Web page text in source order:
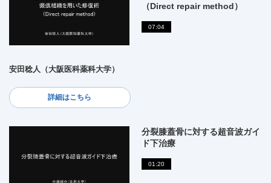
（Direct repair method）
07:04
安田稔人（大阪医科薬科大学）
詳細はこちら
分裂膝蓋骨に対する超音波ガイ
ド下治療
01:20